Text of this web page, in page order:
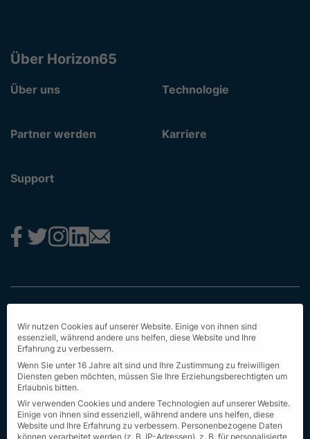
Über Horizon65
Über uns Technologie
Partner werden Karriere
Support
Impressum
Datenschutz
AGB
Erstinformation
Nachhaltigkeit
Wir nutzen Cookies auf unserer Website. Einige von ihnen sind
essenziell, während andere uns helfen, diese Website und Ihre
Erfahrung zu verbessern.
Wenn Sie unter 16 Jahre alt sind und Ihre Zustimmung zu freiwilligen
Diensten geben möchten, müssen Sie Ihre Erziehungsberechtigten um
Erlaubnis bitten.
Wir verwenden Cookies und andere Technologien auf unserer Website.
Einige von ihnen sind essenziell, während andere uns helfen, diese
Website und Ihre Erfahrung zu verbessern. Personenbezogene Daten
können verarbeitet werden (z. B. IP-Adressen), z. B. für personalisierte